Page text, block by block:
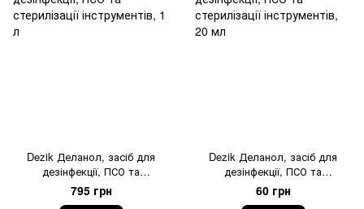
Dezik Деланол, засіб для
дезінфекції, ПСО та
стерилізації інструментів, 1 л
795 грн
Dezik Деланол, засіб для
дезінфекції, ПСО та
стерилізації інструментів, 20
мл
60 грн